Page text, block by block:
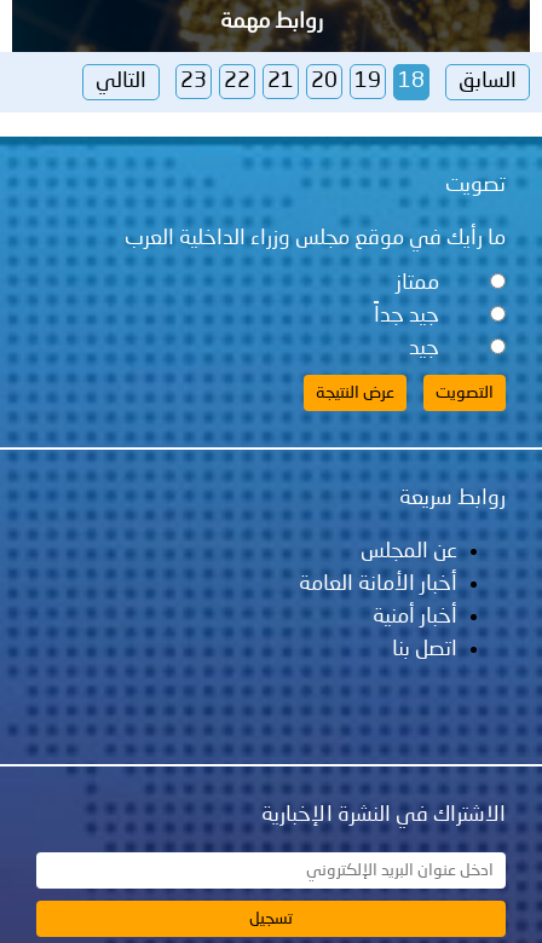
روابط مهمة
السابق 18
19
20
21
22
23 التالي
تصويت
ما رأيك في موقع مجلس وزراء الداخلية العرب
ممتاز
جيد جداً
جيد
روابط سريعة
عن المجلس
أخبار الأمانة العامة
أخبار أمنية
اتصل بنا
الاشتراك في النشرة الإخبارية